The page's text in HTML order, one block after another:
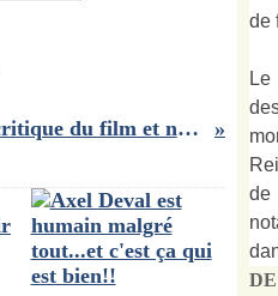
La tresse : notre critique du film et notre rencontre avec Laetitia Colombani
de